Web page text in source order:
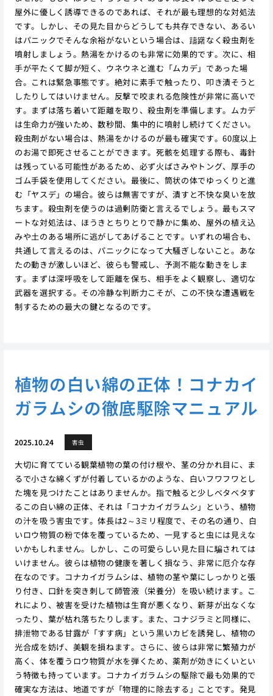
屋外に優しく誘導できるのであれば、それが最も理想的な対処法
です。しかし、その見た目からどうしても共存できない、あるい
はパニックでそんな余裕がないという場合は、躊躇なく殺虫剤を
噴射しましょう。熱湯をかけるのも非常に効果的です。次に、相
手が平たくて脚が短く、ウネウネと進む「ムカデ」であった場
合。これは緊急事態です。絶対に素手で触ったり、叩き潰そうと
したりしてはいけません。反撃で咬まれる危険性が非常に高いで
す。まずは落ち着いて距離を取り、殺虫剤を準備します。ムカデ
は生命力が強いため、数秒間、集中的に噴射し続けてください。
殺虫剤がない場合は、熱湯をかけるのが最も確実です。60度以上
のお湯で即死させることができます。死骸を処理する際も、毒針
は残っている可能性があるため、必ず火ばさみやトング、厚手の
ゴム手袋を使用してください。最後に、筒状の体でゆっくりと進
む「ヤスデ」の場合。彼らは無害ですが、潰すと不快な臭いを放
ちます。殺虫剤を使うのは過剰防衛と言えるでしょう。最もスマ
ートな対処法は、ほうきとちりとりで静かに集め、屋外の植え込
みや土のある場所に逃がしてあげることです。いずれの場合も、
共通して言えるのは、パニックになって大騒ぎしないこと。あな
たの動きが激しいほど、彼らも警戒し、予測不能な動きをしま
す。まずは深呼吸をして距離を保ち、相手をよく観察し、適切な
武器を選択する。その冷静な判断力こそが、この不快な遭遇戦を
制するための最大の鍵となるのです。
植物の白い綿の正体！コナカイ
ガラムシの徹底駆除マニュアル
2025.10.24 害虫
大切に育てている観葉植物の葉の付け根や、茎の分かれ目に、ま
るで小さな綿くずが付着しているかのような、白いフワフワとし
た塊を見つけたことはありませんか。指で触ると少しベタベタす
るこの白い綿の正体、それは「コナカイガラムシ」という、植物
の汁を吸う害虫です。体長は2～3ミリ程度で、その名の通り、白
いロウ物質の粉で体を覆っているため、一見すると虫には見えな
いかもしれません。しかし、この可愛らしい見た目に騙されては
いけません。彼らは植物の健康を著しく損なう、非常に厄介な存
在なのです。コナカイガラムシは、植物の茎や葉にしっかりと張
り付き、口針を突き刺して師管液（栄養分）を吸い続けます。こ
れにより、被害を受けた植物は生育が悪くなり、新芽が出なくな
ったり、葉が枯れ落ちたりします。また、コナジラミと同様に、
排泄物である甘露が「すす病」という黒いカビを誘発し、植物の
光合成を妨げ、美観を損ねます。さらに、彼らは非常に繁殖力が
高く、体を覆うロウ物質が水を弾くため、薬剤が効きにくいとい
う特徴も持っています。コナカイガラムシの駆除で最も効果的で
確実な方法は、地道ですが「物理的に除去する」ことです。発見